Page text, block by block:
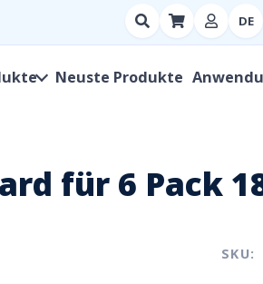
Suchen
nach
Hersteller,
DE
Neuste Produkte
für 6 Pack
SKU: